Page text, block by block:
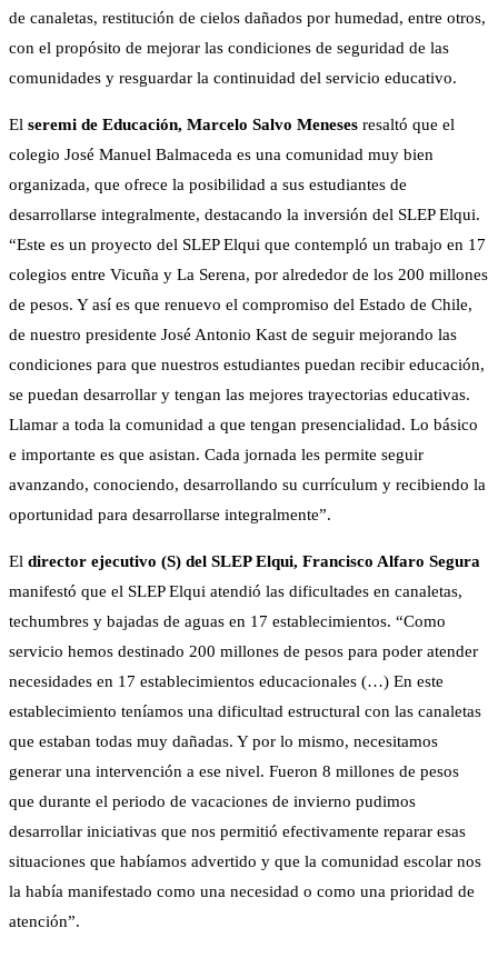
de canaletas, restitución de cielos dañados por humedad, entre otros,
con el propósito de mejorar las condiciones de seguridad de las
comunidades y resguardar la continuidad del servicio educativo.
El seremi de Educación, Marcelo Salvo Meneses resaltó que el
colegio José Manuel Balmaceda es una comunidad muy bien
organizada, que ofrece la posibilidad a sus estudiantes de
desarrollarse integralmente, destacando la inversión del SLEP Elqui.
“Este es un proyecto del SLEP Elqui que contempló un trabajo en 17
colegios entre Vicuña y La Serena, por alrededor de los 200 millones
de pesos. Y así es que renuevo el compromiso del Estado de Chile,
de nuestro presidente José Antonio Kast de seguir mejorando las
condiciones para que nuestros estudiantes puedan recibir educación,
se puedan desarrollar y tengan las mejores trayectorias educativas.
Llamar a toda la comunidad a que tengan presencialidad. Lo básico
e importante es que asistan. Cada jornada les permite seguir
avanzando, conociendo, desarrollando su currículum y recibiendo la
oportunidad para desarrollarse integralmente”.
El director ejecutivo (S) del SLEP Elqui, Francisco Alfaro Segura
manifestó que el SLEP Elqui atendió las dificultades en canaletas,
techumbres y bajadas de aguas en 17 establecimientos. “Como
servicio hemos destinado 200 millones de pesos para poder atender
necesidades en 17 establecimientos educacionales (…) En este
establecimiento teníamos una dificultad estructural con las canaletas
que estaban todas muy dañadas. Y por lo mismo, necesitamos
generar una intervención a ese nivel. Fueron 8 millones de pesos
que durante el periodo de vacaciones de invierno pudimos
desarrollar iniciativas que nos permitió efectivamente reparar esas
situaciones que habíamos advertido y que la comunidad escolar nos
la había manifestado como una necesidad o como una prioridad de
atención”.